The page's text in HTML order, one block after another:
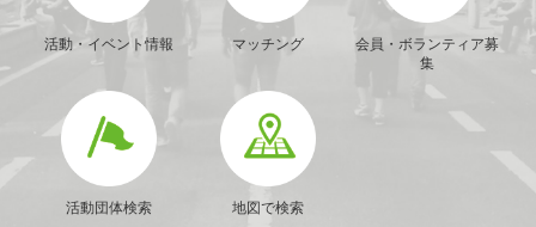
活動・イベント情報 マッチング
会員・ボランティア募
集
活動団体検索 地図で検索